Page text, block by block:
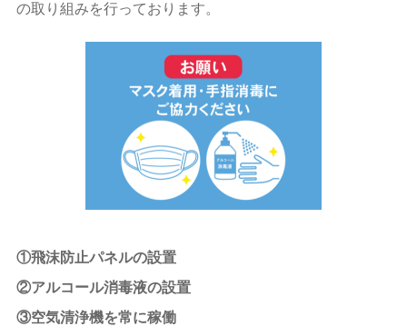
スポーツデンティスト
ブログ
の取り組みを行っております。
①飛沫防止パネルの設置
②アルコール消毒液の設置
③空気清浄機を常に稼働